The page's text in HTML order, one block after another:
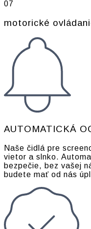
07
motorické
AUTOMATICKÁ
Naše čidlá pre
vietor a slnko.
bezpečie, bez vašej
budete mať od nás